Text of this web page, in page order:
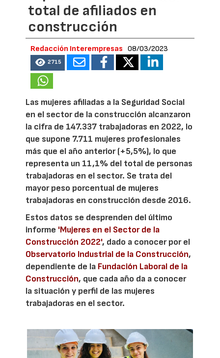
total de afiliados en
construcción
Redacción Interempresas 08/03/2023
2715
Las mujeres afiliadas a la Seguridad Social
en el sector de la construcción alcanzaron
la cifra de 147.337 trabajadoras en 2022, lo
que supone 7.711 mujeres profesionales
más que el año anterior (+5,5%), lo que
representa un 11,1% del total de personas
trabajadoras en el sector. Se trata del
mayor peso porcentual de mujeres
trabajadoras en construcción desde 2016.
Estos datos se desprenden del último
informe 'Mujeres en el Sector de la
Construcción 2022', dado a conocer por el
Observatorio Industrial de la Construcción,
dependiente de la Fundación Laboral de la
Construcción, que cada año da a conocer
la situación y perfil de las mujeres
trabajadoras en el sector.